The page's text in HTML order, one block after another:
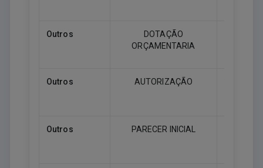
Outros
DOTAÇÃO
ORÇAMENTARIA
Outros AUTORIZAÇÃO
Outros PARECER INICIAL